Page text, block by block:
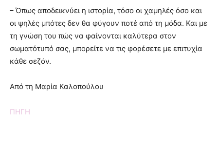
– Όπως αποδεικνύει η ιστορία, τόσο οι χαμηλές όσο και
οι ψηλές μπότες δεν θα φύγουν ποτέ από τη μόδα. Και με
τη γνώση του πώς να φαίνονται καλύτερα στον
σωματότυπό σας, μπορείτε να τις φορέσετε με επιτυχία
κάθε σεζόν.
Από τη Μαρία Καλοπούλου
ΠΗΓΗ